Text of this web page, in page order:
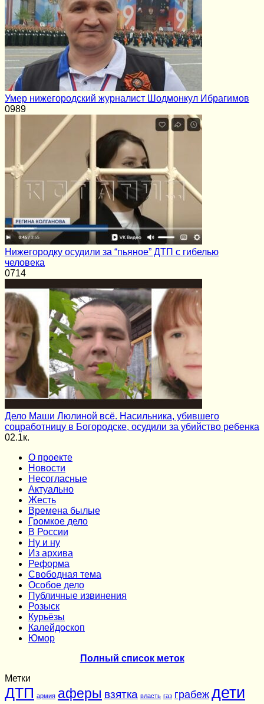
Умер нижегородский журналист Шодмонкул Ибрагимов
0989
Нижегородку осудили за “пьяное” ДТП с гибелью
человека
0714
Дело Маши Люлиной всё. Насильника, убившего
соцработницу в Богородске, осудили за убийство ребенка
02.1к.
О проекте
Новости
Несогласные
Актуально
Жесть
Времена былые
Громкое дело
В России
Ну и ну
Из архива
Реформа
Cвободная тема
Особое дело
Публичные извинения
Розыск
Курьёзы
Калейдоскоп
Юмор
Полный список меток
Метки
ДТП армия аферы взятка власть газ грабеж дети